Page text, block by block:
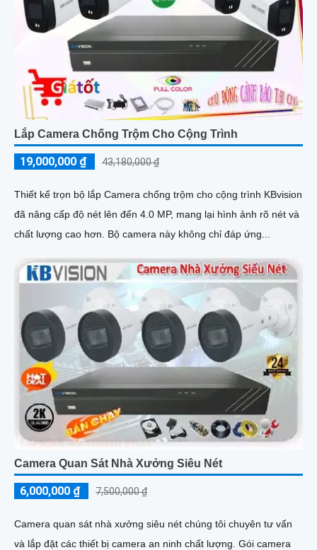
Lắp Camera Chống Trộm Cho Cộng Trình
19,000,000 ₫ 43,180,000 ₫
Thiết kế trọn bộ lắp Camera chống trộm cho cộng trình KBvision
đã nâng cấp độ nét lên đến 4.0 MP, mang lại hình ảnh rõ nét và
chất lượng cao hơn. Bộ camera này không chỉ đáp ứng...
Camera Quan Sát Nhà Xưởng Siêu Nét
6,000,000 ₫ 7,500,000 ₫
Camera quan sát nhà xưởng siêu nét chúng tôi chuyên tư vấn
và lắp đặt các thiết bị camera an ninh chất lượng. Gói camera